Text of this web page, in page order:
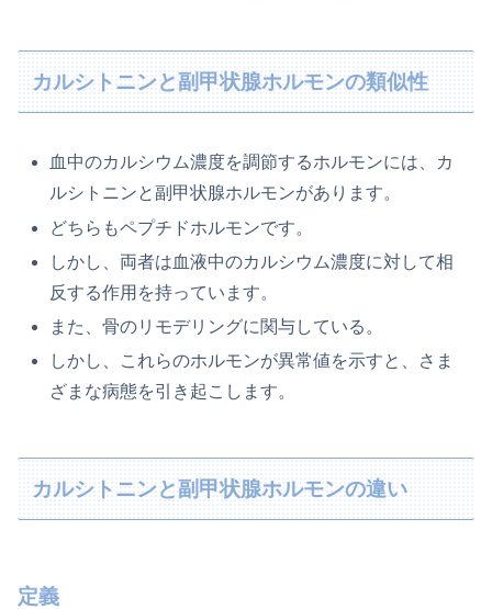
カルシトニンと副甲状腺ホルモンの類似性
血中のカルシウム濃度を調節するホルモンには、カ
ルシトニンと副甲状腺ホルモンがあります。
どちらもペプチドホルモンです。
しかし、両者は血液中のカルシウム濃度に対して相
反する作用を持っています。
また、骨のリモデリングに関与している。
しかし、これらのホルモンが異常値を示すと、さま
ざまな病態を引き起こします。
カルシトニンと副甲状腺ホルモンの違い
定義